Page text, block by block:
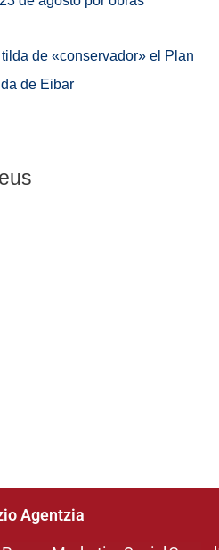
de «conservador» el Plan
de Eibar
Agentzia